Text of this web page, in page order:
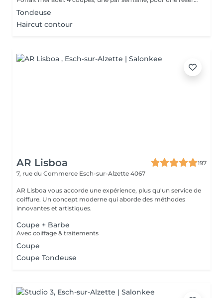
Tondeuse
Haircut contour
AR Lisboa
197
7, rue du Commerce Esch-sur-Alzette 4067
AR Lisboa vous accorde une expérience, plus qu'un service de
coiffure. Un concept moderne qui aborde des méthodes
innovantes et artistiques.
Coupe + Barbe
Avec coiffage & traitements
Coupe
Coupe Tondeuse